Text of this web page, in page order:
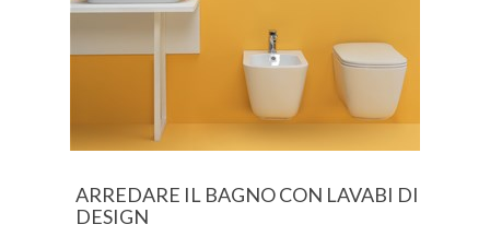
ARREDARE IL BAGNO CON LAVABI DI
DESIGN